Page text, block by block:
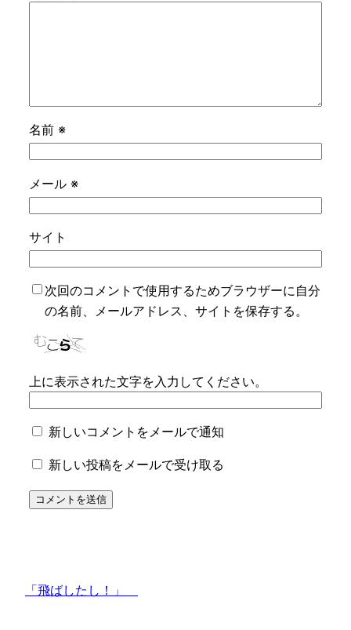
名前 ※
メール ※
サイト
次回のコメントで使用するためブラウザーに自分
の名前、メールアドレス、サイトを保存する。
上に表示された文字を入力してください。
新しいコメントをメールで通知
新しい投稿をメールで受け取る
「飛ばしたし！」